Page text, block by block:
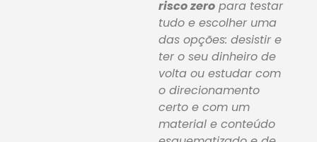
risco zero para testar
tudo e escolher uma
das opções: desistir e
ter o seu dinheiro de
volta ou estudar com
o direcionamento
certo e com um
material e conteúdo